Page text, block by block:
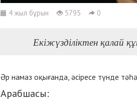
4 жыл бұрын 5795 0
Екіжүзділіктен қалай
Әр намаз оқығанда, әсіресе түнде
Арабшасы: